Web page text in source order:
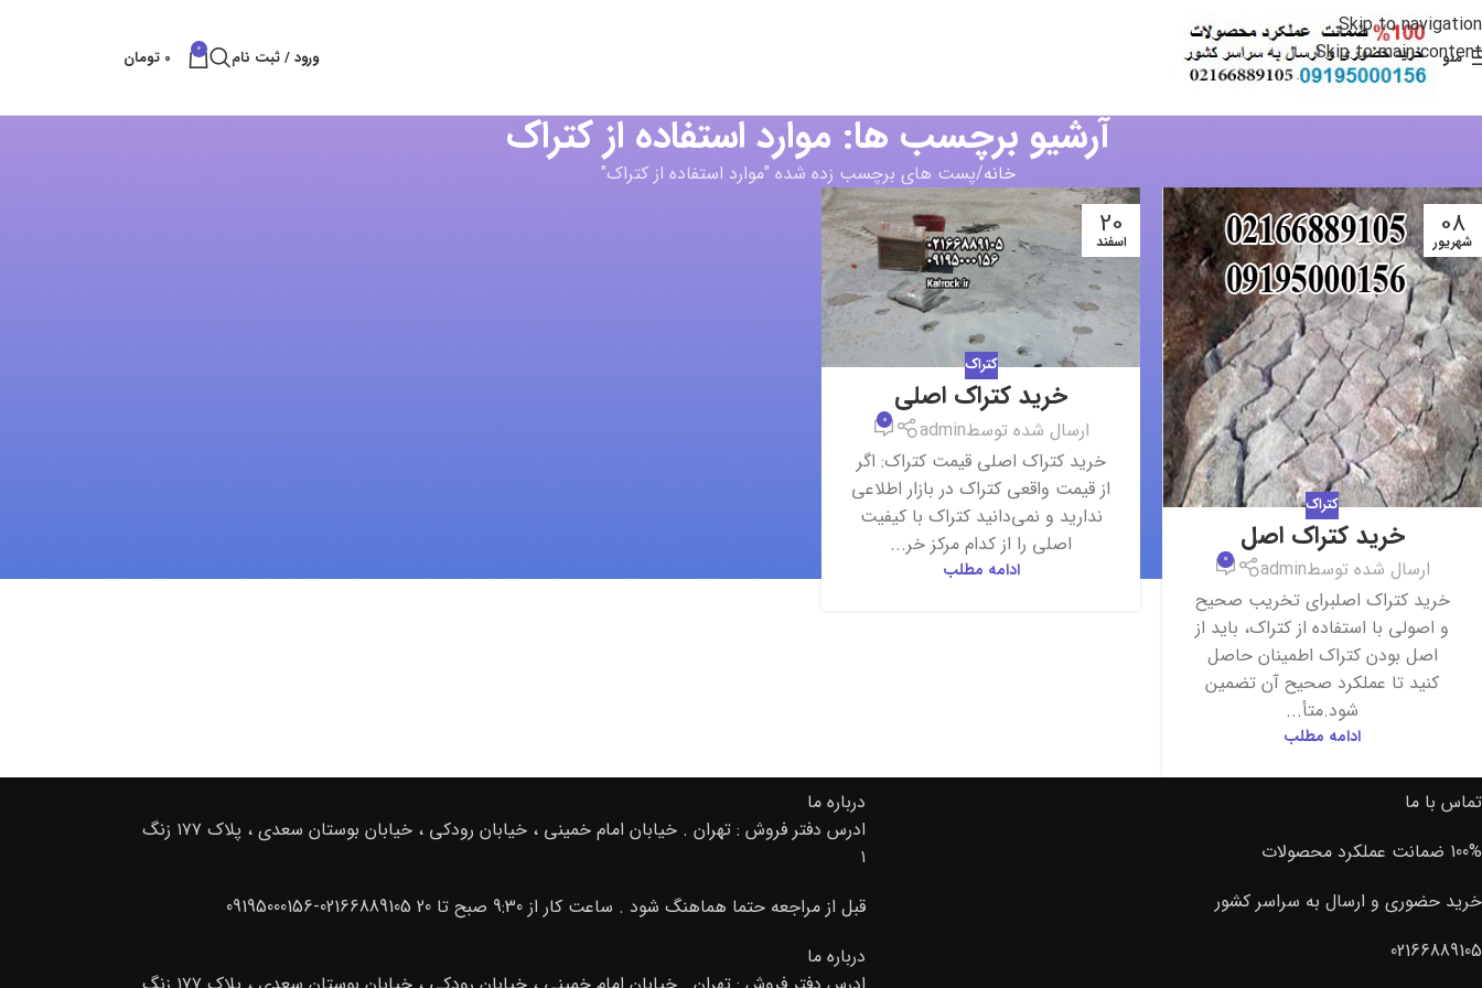
Skip to navigation
Skip to main content
منو ورود / ثبت نام 0
0 تومان
آرشیو برچسب ها: موارد استفاده از کتراک
خانه پست های برچسب زده شده "موارد استفاده از کتراک"
08
شهریور
کتراک
خرید کتراک اصل
ارسال شده توسطadmin
0
خرید کتراک اصلبرای تخریب صحیح
و اصولی با استفاده از کتراک، باید از
اصل بودن کتراک اطمینان حاصل
کنید تا عملکرد صحیح آن تضمین
شود.متأ...
ادامه مطلب
20
اسفند
کتراک
خرید کتراک اصلی
ارسال شده توسطadmin
0
خرید کتراک اصلی قیمت کتراک: اگر
از قیمت واقعی کتراک در بازار اطلاعی
ندارید و نمی‌دانید کتراک با کیفیت
اصلی را از کدام مرکز خر...
ادامه مطلب
تماس با ما
100% ضمانت عملکرد محصولات
خرید حضوری و ارسال به سراسر کشور
02166889105
درباره ما
ادرس دفتر فروش : تهران . خیابان امام خمینی ، خیابان رودکی ، خیابان بوستان سعدی ، پلاک ۱۷۷ زنگ
۱
قبل از مراجعه حتما هماهنگ شود . ساعت کار از 9:30 صبح تا 20 02166889105-09195000156
درباره ما